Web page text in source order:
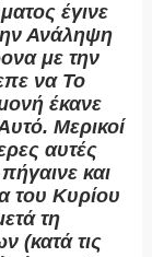
έγινε
Ανάληψη
με την
να Το
έκανε
Μερικοί
αυτές
και
του Κυρίου
τη
(κατά τις